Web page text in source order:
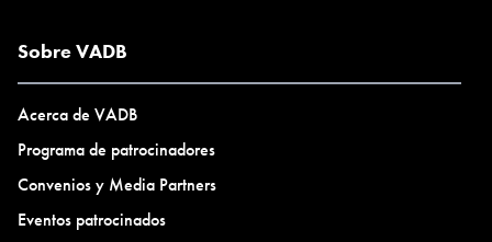
Sobre VADB
Acerca de VADB
Programa de patrocinadores
Convenios y Media Partners
Eventos patrocinados